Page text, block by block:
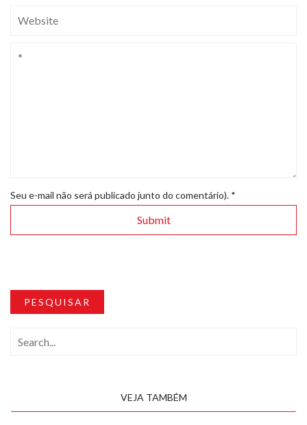
Seu e-mail não será publicado junto do comentário). *
PESQUISAR
VEJA TAMBÉM